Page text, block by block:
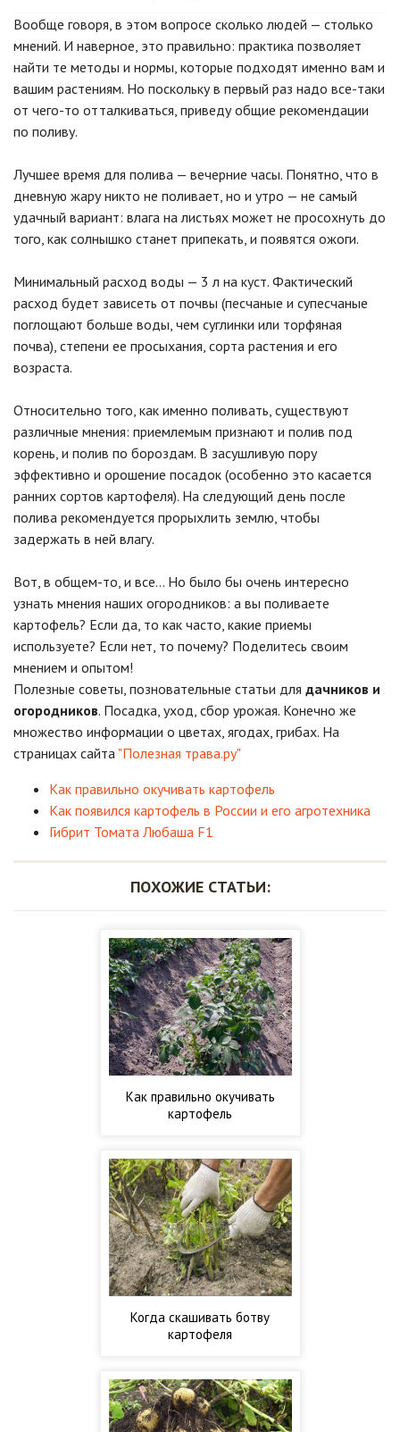
Вообще говоря, в этом вопросе сколько людей — столько
мнений. И наверное, это правильно: практика позволяет
найти те методы и нормы, которые подходят именно вам и
вашим растениям. Но поскольку в первый раз надо все-таки
от чего-то отталкиваться, приведу общие рекомендации
по поливу.
Лучшее время для полива — вечерние часы. Понятно, что в
дневную жару никто не поливает, но и утро — не самый
удачный вариант: влага на листьях может не просохнуть до
того, как солнышко станет припекать, и появятся ожоги.
Минимальный расход воды — 3 л на куст. Фактический
расход будет зависеть от почвы (песчаные и супесчаные
поглощают больше воды, чем суглинки или торфяная
почва), степени ее просыхания, сорта растения и его
возраста.
Относительно того, как именно поливать, существуют
различные мнения: приемлемым признают и полив под
корень, и полив по бороздам. В засушливую пору
эффективно и орошение посадок (особенно это касается
ранних сортов картофеля). На следующий день после
полива рекомендуется прорыхлить землю, чтобы
задержать в ней влагу.
Вот, в общем-то, и все… Но было бы очень интересно
узнать мнения наших огородников: а вы поливаете
картофель? Если да, то как часто, какие приемы
используете? Если нет, то почему? Поделитесь своим
мнением и опытом!
Полезные советы, позновательные статьи для дачников и
огородников. Посадка, уход, сбор урожая. Конечно же
множество информации о цветах, ягодах, грибах. На
страницах сайта "Полезная трава.ру"
Как правильно окучивать картофель
Как появился картофель в России и его агротехника
Гибрит Томата Любаша F1
ПОХОЖИЕ СТАТЬИ:
Как правильно окучивать
картофель
Когда скашивать ботву
картофеля